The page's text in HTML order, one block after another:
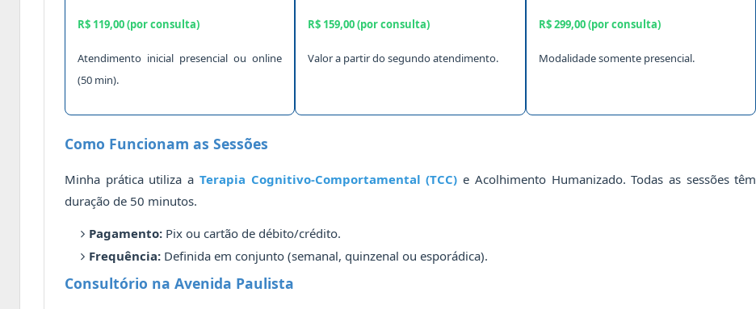
R$ 119,00 (por consulta)
Atendimento inicial presencial ou online
(50 min).
R$ 159,00 (por consulta)
Valor a partir do segundo atendimento.
R$ 299,00 (por consulta)
Modalidade somente presencial.
Como Funcionam as Sessões
Minha prática utiliza a Terapia Cognitivo-Comportamental (TCC) e Acolhimento Humanizado. Todas as sessões têm
duração de 50 minutos.
Pagamento: Pix ou cartão de débito/crédito.
Frequência: Definida em conjunto (semanal, quinzenal ou esporádica).
Consultório na Avenida Paulista